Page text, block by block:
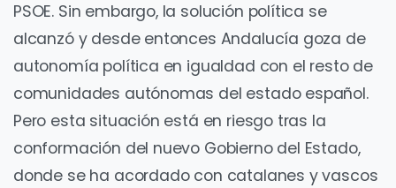
PSOE. Sin embargo, la solución política se
alcanzó y desde entonces Andalucía goza de
autonomía política en igualdad con el resto de
comunidades autónomas del estado español.
Pero esta situación está en riesgo tras la
conformación del nuevo Gobierno del Estado,
donde se ha acordado con catalanes y vascos